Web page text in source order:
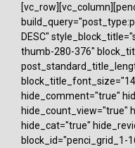
DESC"
thumb-280-376"
hide_comment="true"
hide_count_view="true"
hide_cat="true"
block_id="penci_grid_1-